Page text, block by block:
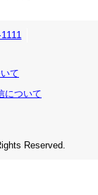
て
について
Reserved.